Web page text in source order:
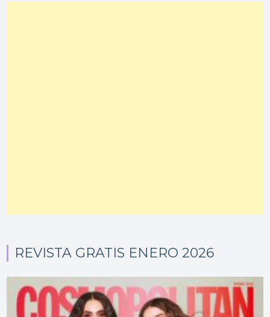
REVISTA GRATIS ENERO 2026